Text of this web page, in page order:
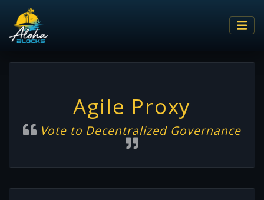
Agile Proxy
Vote to Decentralized Governance